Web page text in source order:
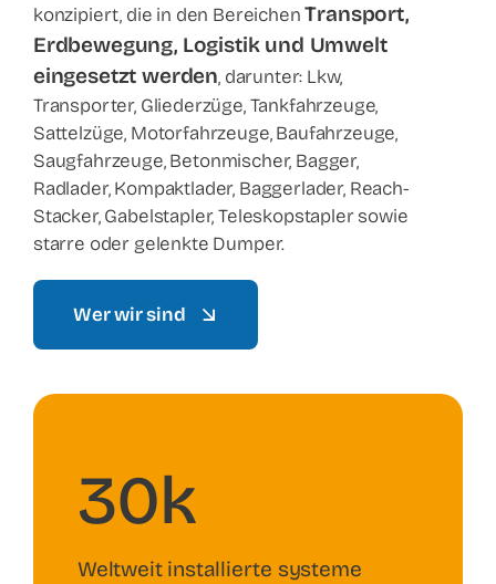
konzipiert, die in den BereichenTransport,
Erdbewegung, Logistik und Umwelt
eingesetzt werden, darunter: Lkw,
Transporter, Gliederzüge, Tankfahrzeuge,
Sattelzüge, Motorfahrzeuge, Baufahrzeuge,
Saugfahrzeuge, Betonmischer, Bagger,
Radlader, Kompaktlader, Baggerlader, Reach-
Stacker, Gabelstapler, Teleskopstapler sowie
starre oder gelenkte Dumper.
Wer wir sind
30k
Weltweit installierte systeme